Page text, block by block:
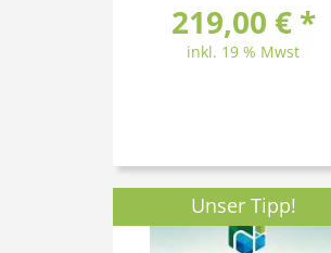
219,00 € *
inkl. 19 % Mwst
Unser Tipp!